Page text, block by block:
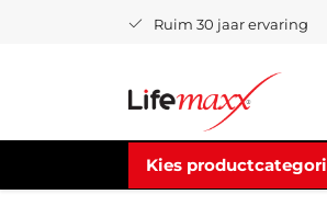
Ruim 30 jaar ervaring
Kies